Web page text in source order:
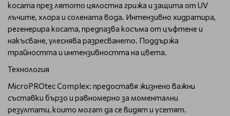
косата през лятото цялостна грижа и защита от UV
лъчите, хлора и солената вода. Интензивно хидратира,
регенерира косата, предпазва косъма от цъфтене и
накъсване, улеснява разресването. Поддържа
трайността и интензивността на цвета.
Технология
MicroPROtec Complex: предоставя жизнено важни
съставки бързо и равномерно за моментални
резултати, които могат да се видят и усетят.